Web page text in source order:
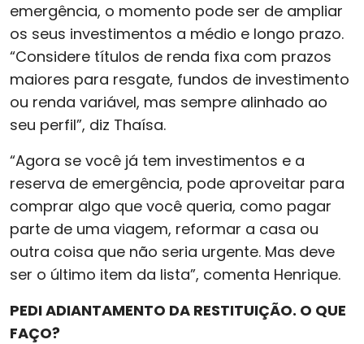
emergência, o momento pode ser de ampliar
os seus investimentos a médio e longo prazo.
“Considere títulos de renda fixa com prazos
maiores para resgate, fundos de investimento
ou renda variável, mas sempre alinhado ao
seu perfil”, diz Thaísa.
“Agora se você já tem investimentos e a
reserva de emergência, pode aproveitar para
comprar algo que você queria, como pagar
parte de uma viagem, reformar a casa ou
outra coisa que não seria urgente. Mas deve
ser o último item da lista”, comenta Henrique.
PEDI ADIANTAMENTO DA RESTITUIÇÃO. O QUE
FAÇO?